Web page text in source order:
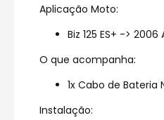
Aplicação Moto:
Biz 125 ES+ ->
O que acompanha:
1x Cabo de Bateria
Instalação: